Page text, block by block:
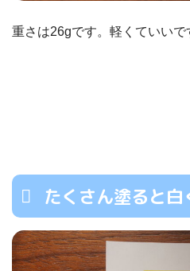
重さは26gです。軽くていいで
たくさん塗ると白